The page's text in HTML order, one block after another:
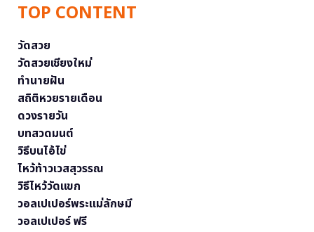
TOP CONTENT
วัดสวย
วัดสวยเชียงใหม่
ทำนายฝัน
สถิติหวยรายเดือน
ดวงรายวัน
บทสวดมนต์
วิธีบนไอ้ไข่
ไหว้ท้าวเวสสุวรรณ
วิธีไหว้วัดแขก
วอลเปเปอร์พระแม่ลักษมี
วอลเปเปอร์ ฟรี